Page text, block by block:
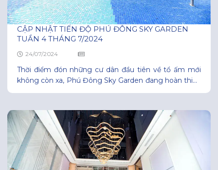
CẬP NHẬT TIẾN ĐỘ PHÚ ĐÔNG SKY GARDEN
TUẦN 4 THÁNG 7/2024
24/07/2024
Thời điểm đón những cư dân đầu tiên về tổ ấm mới
không còn xa, Phú Đông Sky Garden đang hoàn thiện
từng ngày với diện mạo mới nhờ tinh thần lao động
công trường. Những ngày cuối tháng 7, Phú Đông
Sky